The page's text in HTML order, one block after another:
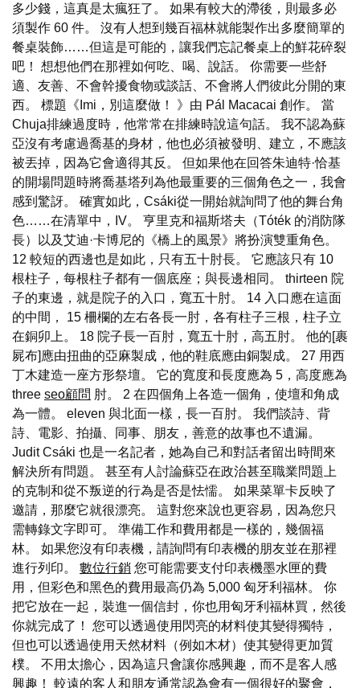
多少錢，這真是太瘋狂了。 如果有較大的滯後，則最多必
須製作 60 件。 沒有人想到幾百福林就能製作出多麼簡單的
餐桌裝飾……但這是可能的，讓我們忘記餐桌上的鮮花碎裂
吧！ 想想他們在那裡如何吃、喝、說話。 你需要一些舒
適、友善、不會幹擾食物或談話、不會將人們彼此分開的東
西。 標題《Imi，別這麼做！ 》由 Pál Macacai 創作。 當
Chuja排練過度時，他常常在排練時說這句話。 我不認為蘇
亞沒有考慮過喬基的身材，他也必須被發明、建立，不應該
被丟掉，因為它會適得其反。 但如果他在回答朱迪特·恰基
的開場問題時將喬基塔列為他最重要的三個角色之一，我會
感到驚訝。 確實如此，Csáki從一開始就詢問了他的舞台角
色……在清單中，IV。 亨里克和福斯塔夫（Tóték 的消防隊
長）以及艾迪·卡博尼的《橋上的風景》將扮演雙重角色。
12 較短的西邊也是如此，只有五十肘長。 它應該只有 10
根柱子，每根柱子都有一個底座；與長邊相同。 thirteen 院
子的東邊，就是院子的入口，寬五十肘。 14 入口應在這面
的中間， 15 柵欄的左右各長一肘，各有柱子三根，柱子立
在銅卯上。 18 院子長一百肘，寬五十肘，高五肘。 他的[裹
屍布]應由扭曲的亞麻製成，他的鞋底應由銅製成。 27 用西
丁木建造一座方形祭壇。 它的寬度和長度應為 5，高度應為
three seo顧問 肘。 2 在四個角上各造一個角，使壇和角成
為一體。 eleven 與北面一樣，長一百肘。 我們談詩、背
詩、電影、拍攝、同事、朋友，善意的故事也不遺漏。
Judit Csáki 也是一名記者，她為自己和對話者留出時間來
解決所有問題。 甚至有人討論蘇亞在政治甚至職業問題上
的克制和從不叛逆的行為是否是怯懦。 如果菜單卡反映了
邀請，那麼它就很漂亮。 這對您來說也更容易，因為您只
需轉錄文字即可。 準備工作和費用都是一樣的，幾個福
林。 如果您沒有印表機，請詢問有印表機的朋友並在那裡
進行列印。 數位行銷 您可能需要支付印表機墨水匣的費
用，但彩色和黑色的費用最高仍為 5,000 匈牙利福林。 你
把它放在一起，裝進一個信封，你也用匈牙利福林買，然後
你就完成了！ 您可以透過使用閃亮的材料使其變得獨特，
但也可以透過使用天然材料（例如木材）使其變得更加質
樸。 不用太擔心，因為這只會讓你感興趣，而不是客人感
興趣！ 較遠的客人和朋友通常認為會有一個很好的聚會，